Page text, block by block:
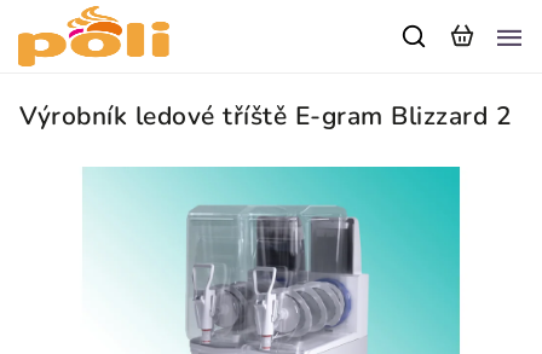
Výrobník ledové tříště E-gram Blizzard 2